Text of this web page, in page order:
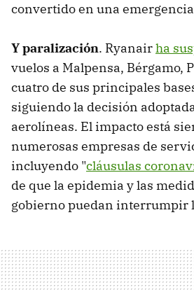
convertido en una
Y paralización. Ryanairha
vuelos a Malpensa, Bérgamo,
cuatro de sus principales
siguiendo la decisión
aerolíneas. El impacto está
numerosas empresas de
incluyendo "cláusulas
de que la epidemia y las
gobierno puedan interrumpir